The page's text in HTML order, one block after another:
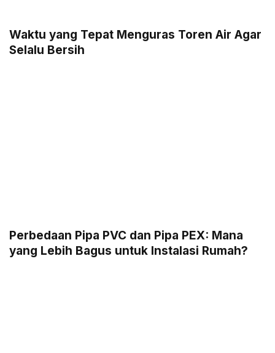
Waktu yang Tepat Menguras Toren Air Agar
Selalu Bersih
Perbedaan Pipa PVC dan Pipa PEX: Mana
yang Lebih Bagus untuk Instalasi Rumah?